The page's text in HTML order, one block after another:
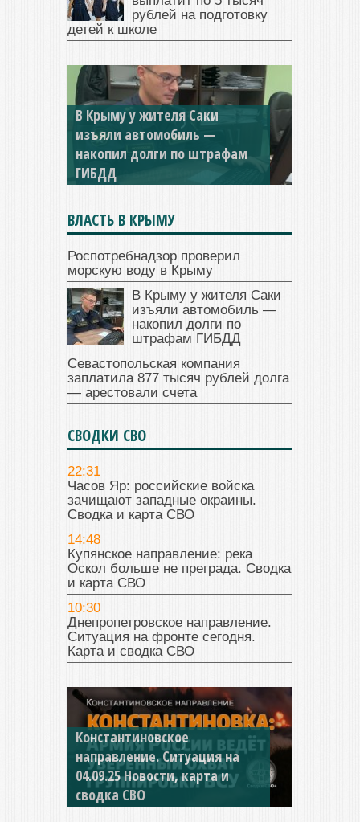
рублей на подготовку
детей к школе
В Крыму у жителя Саки
изъяли автомобиль —
накопил долги по штрафам
ГИБДД
ВЛАСТЬ В КРЫМУ
Роспотребнадзор проверил
морскую воду в Крыму
В Крыму у жителя Саки
изъяли автомобиль —
накопил долги по
штрафам ГИБДД
Севастопольская компания
заплатила 877 тысяч рублей долга
— арестовали счета
СВОДКИ СВО
22:31
Часов Яр: российские войска
зачищают западные окраины.
Сводка и карта СВО
14:48
Купянское направление: река
Оскол больше не преграда. Сводка
и карта СВО
10:30
Днепропетровское направление.
Ситуация на фронте сегодня.
Карта и сводка СВО
Константиновское
направление. Ситуация на
04.09.25 Новости, карта и
сводка СВО